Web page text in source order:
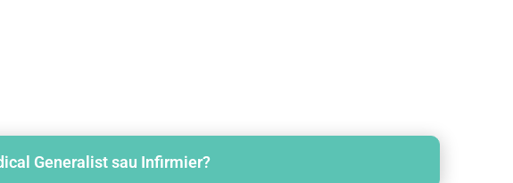
Generalist sau Infirmier?